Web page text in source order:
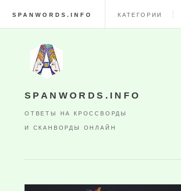
SPANWORDS.INFO КАТЕГОРИИ
SPANWORDS.INFO
ОТВЕТЫ НА КРОССВОРДЫ
И СКАНВОРДЫ ОНЛАЙН